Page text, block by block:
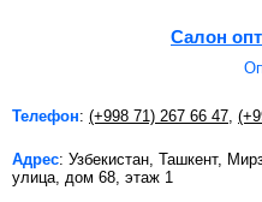
Салон
Телефон: (+998 71) 267 66 47
Адрес: Узбекистан, Ташкент,
улица, дом 68, этаж 1